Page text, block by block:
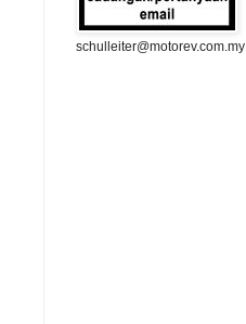
schulleiter@motorev.com.my